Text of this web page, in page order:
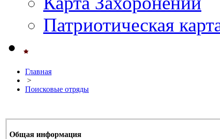
Патриотическая
Главная
>
Поисковые отряды
Общая информация